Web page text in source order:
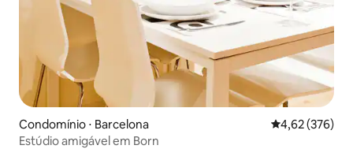
Condomínio ⋅ Barcelona 4,62 de uma
4,62 (376)
Estúdio amigável em Born